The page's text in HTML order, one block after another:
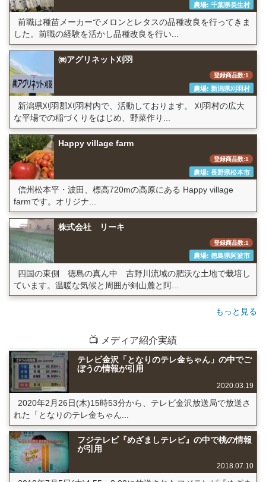
農場: 千葉県長生村
前職は種苗メーカーでメロンとレタスの品種改良を行ってきま
した。前職の経験を活かし品種改良を行い...
㈱アグリネット刈羽
登録商品数:1
農場: 新潟県刈羽村
新潟県刈羽郡刈羽村内で、活動しております。 刈羽村の広大
な平場での稲づくりをはじめ、野菜作り...
Happy village farm
登録商品数:1
農場: 長野県松本市
信州松本平・波田、標高720mの高原にある Happy village
farmです。オリジナ...
株式会社 リーキ
登録商品数:1
農場: 徳島県阿波市
四国の東側 徳島の真ん中 吉野川流域の肥沃な土地で栽培し
ています。温暖な気候と周囲が剣山麓と阿...
もっと見る
📺 メディア紹介実績
テレビ金沢「となりのテレ金ちゃん」の中でご
ぼうの情報が引用
2020.03.19
2020年2月26日(木)15時53分から、テレビ金沢放送局で放送さ
れた「となりのテレ金ちゃん...
フジテレビ『めざましテレビ』の中で桃の情報
が引用
2018.07.10